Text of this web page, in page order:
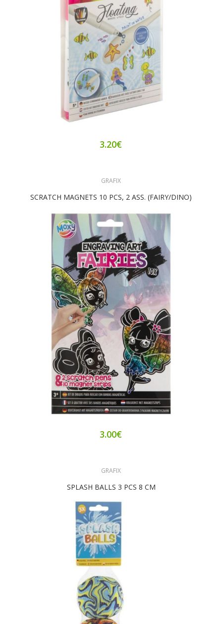
3.20€
GRAFIX
SCRATCH MAGNETS 10 PCS, 2 ASS. (FAIRY/DINO)
3.00€
GRAFIX
SPLASH BALLS 3 PCS 8 CM